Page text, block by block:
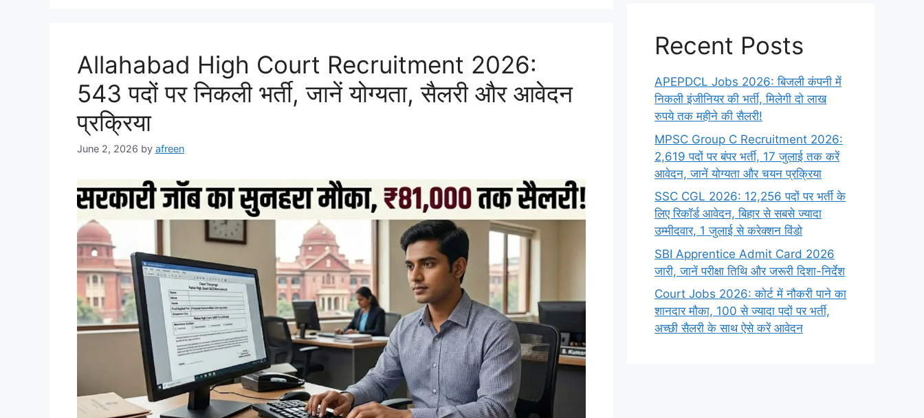
Allahabad High Court Recruitment 2026:
543 पदों पर निकली भर्ती, जानें योग्यता, सैलरी और आवेदन
प्रक्रिया
June 2, 2026 by afreen
Recent Posts
APEPDCL Jobs 2026: बिजली कंपनी में
निकली इंजीनियर की भर्ती, मिलेगी दो लाख
रुपये तक महीने की सैलरी!
MPSC Group C Recruitment 2026:
2,619 पदों पर बंपर भर्ती, 17 जुलाई तक करें
आवेदन, जानें योग्यता और चयन प्रक्रिया
SSC CGL 2026: 12,256 पदों पर भर्ती के
लिए रिकॉर्ड आवेदन, बिहार से सबसे ज्यादा
उम्मीदवार, 1 जुलाई से करेक्शन विंडो
SBI Apprentice Admit Card 2026
जारी, जानें परीक्षा तिथि और जरूरी दिशा-निर्देश
Court Jobs 2026: कोर्ट में नौकरी पाने का
शानदार मौका, 100 से ज्यादा पदों पर भर्ती,
अच्छी सैलरी के साथ ऐसे करें आवेदन